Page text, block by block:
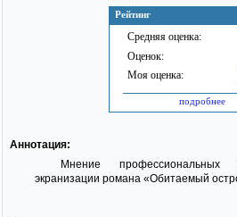
Рейтинг
Средняя оценка:
Оценок:
Моя оценка:
подробнее
Аннотация:
Мнение
экранизации романа «Обитаемый